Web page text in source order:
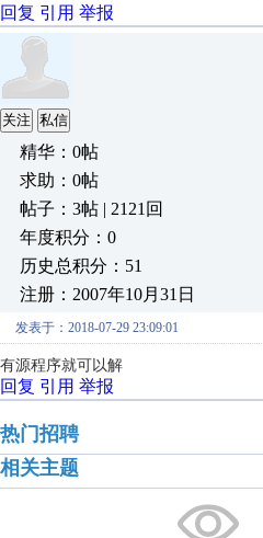
回复 引用 举报
关注 私信
精华：0帖
求助：0帖
帖子：3帖 | 2121回
年度积分：0
历史总积分：51
注册：2007年10月31日
发表于：2018-07-29 23:09:01
有源程序就可以解
回复 引用 举报
热门招聘
相关主题